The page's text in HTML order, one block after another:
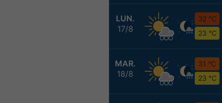
LUN.
17/8
32 °C
23 °C
MAR.
18/8
31 °C
23 °C